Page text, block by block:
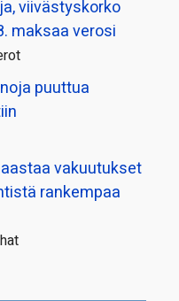
viivästyskorko
maksaa verosi
puuttua
vakuutukset
rankempaa